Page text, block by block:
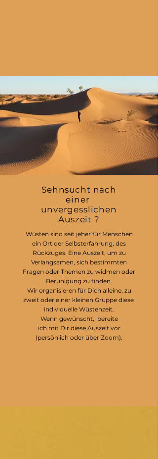
Sehnsucht nach
einer
unvergesslichen
Auszeit ?
Wüsten sind seit jeher für Menschen
ein Ort der Selbsterfahrung, des
Rückzuges. Eine Auszeit, um zu
Verlangsamen, sich bestimmten
Fragen oder Themen zu widmen oder
Beruhigung zu finden.
Wir organisieren für Dich alleine, zu
zweit oder einer kleinen Gruppe diese
individuelle Wüstenzeit.
Wenn gewünscht, bereite
ich mit Dir diese Auszeit vor
(persönlich oder über Zoom).